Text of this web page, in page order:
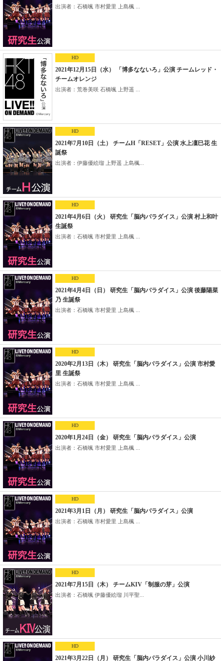
出演者：石橋颯 市村愛里 上島楓 ...
HD
2021年12月15日（水） 「博多なないろ」公演 チームレッド・
チームオレンジ
出演者：荒巻美咲 石橋颯 上野遥 ...
HD
2021年7月10日（土） チームH「RESET」公演 水上凜巳花 生
誕祭
出演者：伊藤優絵瑠 上野遥 上島楓...
HD
2021年4月6日（火） 研究生「脳内パラダイス」公演 村上和叶
生誕祭
出演者：石橋颯 市村愛里 上島楓 ...
HD
2021年4月4日（日） 研究生「脳内パラダイス」公演 後藤陽菜
乃 生誕祭
出演者：石橋颯 市村愛里 上島楓 ...
HD
2020年2月13日（木） 研究生「脳内パラダイス」公演 市村愛
里 生誕祭
出演者：石橋颯 市村愛里 上島楓 ...
HD
2020年1月24日（金） 研究生「脳内パラダイス」公演
出演者：石橋颯 市村愛里 上島楓 ...
HD
2021年3月1日（月） 研究生「脳内パラダイス」公演
出演者：石橋颯 市村愛里 上島楓 ...
HD
2021年7月15日（木） チームKIV「制服の芽」公演
出演者：石橋颯 伊藤優絵瑠 川平聖...
HD
2021年3月22日（月） 研究生「脳内パラダイス」公演 小川紗